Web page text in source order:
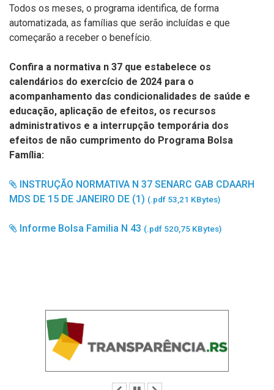
Todos os meses, o programa identifica, de forma
automatizada, as famílias que serão incluídas e que
começarão a receber o benefício.
Confira a normativa n 37 que estabelece os
calendários do exercício de 2024 para o
acompanhamento das condicionalidades de saúde e
educação, aplicação de efeitos, os recursos
administrativos e a interrupção temporária dos
efeitos de não cumprimento do Programa Bolsa
Família:
INSTRUÇÃO NORMATIVA N 37 SENARC GAB CDAARH
MDS DE 15 DE JANEIRO DE (1) (.pdf 53,21 KBytes)
Informe Bolsa Familia N 43 (.pdf 520,75 KBytes)